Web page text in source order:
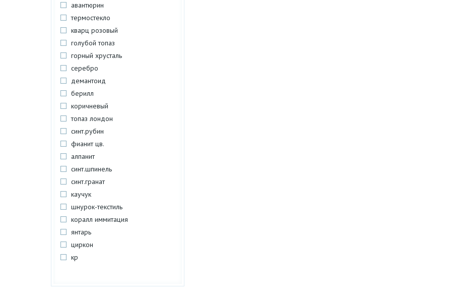
авантюрин
термостекло
кварц розовый
голубой топаз
горный хрусталь
серебро
демантоид
берилл
коричневый
топаз лондон
синт.рубин
фианит цв.
алпанит
синт.шпинель
синт.гранат
каучук
шнурок-текстиль
коралл иммитация
янтарь
циркон
кр